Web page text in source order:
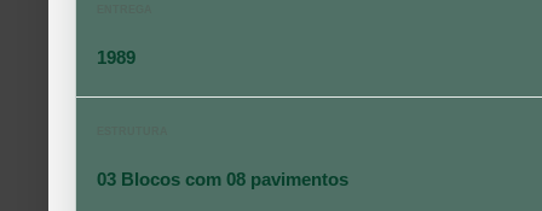
1989
03 Blocos com 08 pavimentos